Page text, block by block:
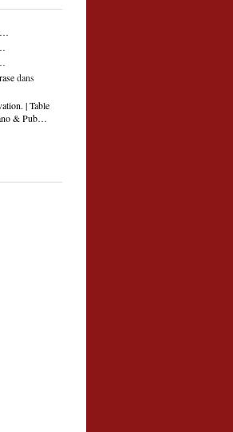
dans
| Table
& Pub…